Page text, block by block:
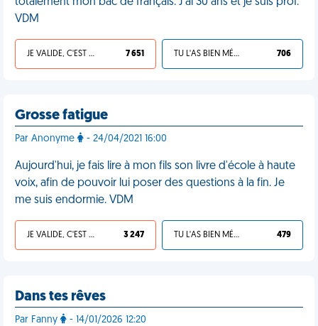
VDM
JE VALIDE, C'EST UNE VDM 7 651 TU L'AS BIEN MÉRITÉ 706
Grosse fatigue
Par Anonyme - 24/04/2021 16:00
Aujourd'hui, je fais lire à mon fils son livre d'école à haute
voix, afin de pouvoir lui poser des questions à la fin. Je
me suis endormie. VDM
JE VALIDE, C'EST UNE VDM 3 247 TU L'AS BIEN MÉRITÉ 479
Dans tes rêves
Par Fanny - 14/01/2026 12:20